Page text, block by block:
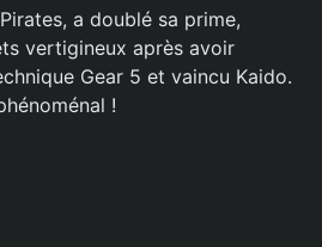
a doublé sa prime,
vertigineux après avoir
Gear 5 et vaincu Kaido.
!